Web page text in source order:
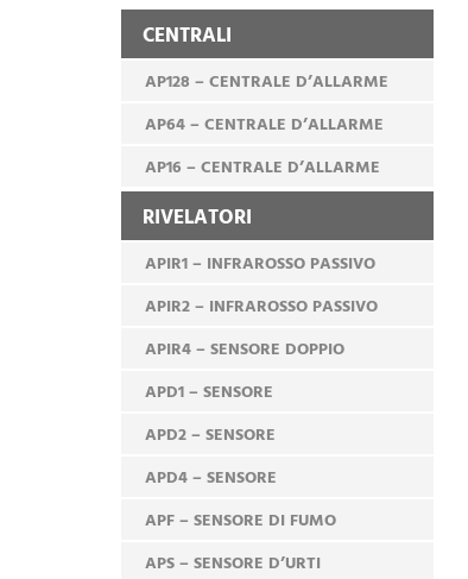
CENTRALI
AP128 – CENTRALE D’ALLARME
AP64 – CENTRALE D’ALLARME
AP16 – CENTRALE D’ALLARME
RIVELATORI
APIR1 – INFRAROSSO PASSIVO
APIR2 – INFRAROSSO PASSIVO
APIR4 – SENSORE DOPPIO
APD1 – SENSORE
APD2 – SENSORE
APD4 – SENSORE
APF – SENSORE DI FUMO
APS – SENSORE D’URTI